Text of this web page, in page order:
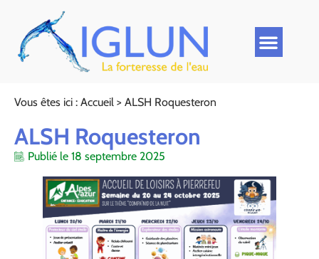
Vous êtes ici : Accueil > ALSH Roquesteron
ALSH Roquesteron
Publié le 18 septembre 2025